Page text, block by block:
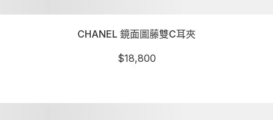
CHANEL 鏡面圖藤雙C耳夾
$18,800